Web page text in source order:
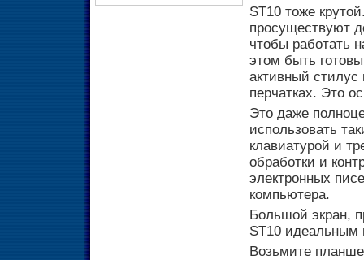
ST10 тоже
просуществуют
чтобы работать
этом быть
активный стилус
перчатках. Это
Это даже
использовать
клавиатурой и
обработки и
электронных
компьютера.
Большой экран,
ST10 идеальным
Возьмите